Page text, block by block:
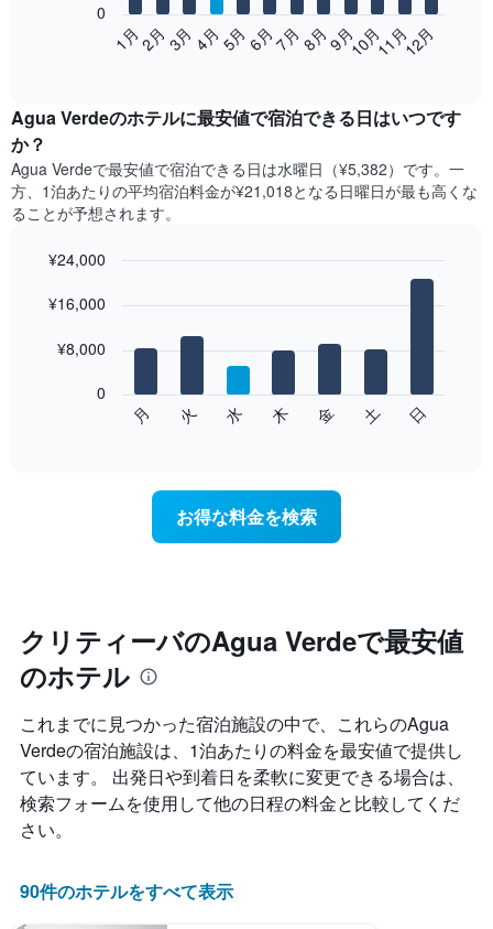
月
ご
と
の
客
室
平
料
月
表
て
い
ま
す。
表
の
1​
1月2月3月4月5月6月7月8月9月10月11月12月
0
Agua Verde​の​ホテル​に最安値で宿泊できる日はいつです
か？
Agua Verde​で最安値で宿泊できる日は水曜日​（¥5,382）です。一
方、1泊あたりの平均宿泊料金が¥21,018となる日曜日​が最も高くな
ることが予想されます。
chart
bars.
の
客
室
の
均
料
金
を
表
し
い
ま
graphic.
月 火 水 木 金 土 日
0
¥8,000
¥16,000
¥24,000
お得な料金を検索
クリティーバのAgua Verdeで最安値
のホテル
これまでに見つかった宿泊施設の中で、これらのAgua
Verde​の宿泊施設は、1泊あたりの料金を最安値で提供し
ています。 出発日や到着日を柔軟に変更できる場合は、
検索フォームを使用して他の日程の料金と比較してくだ
さい。
90件のホテルをすべて表示